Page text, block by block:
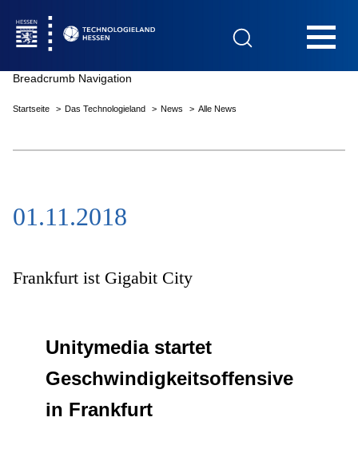
Das Technologieland
Innovationsfelder
Netzwerke
Breadcrumb Navigation
Startseite Das Technologieland News Alle News
01.11.2018
Frankfurt ist Gigabit City
Unitymedia startet
Geschwindigkeitsoffensive
in Frankfurt